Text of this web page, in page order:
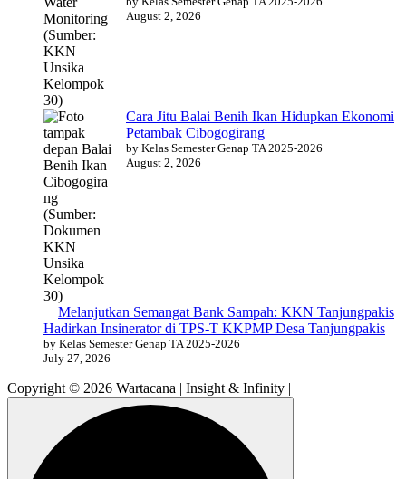
August 2, 2026
Cara Jitu Balai Benih Ikan Hidupkan Ekonomi
Petambak Cibogogirang
by Kelas Semester Genap TA 2025-2026
August 2, 2026
Melanjutkan Semangat Bank Sampah: KKN Tanjungpakis
Hadirkan Insinerator di TPS-T KKPMP Desa Tanjungpakis
by Kelas Semester Genap TA 2025-2026
July 27, 2026
Copyright © 2026 Wartacana | Insight & Infinity |